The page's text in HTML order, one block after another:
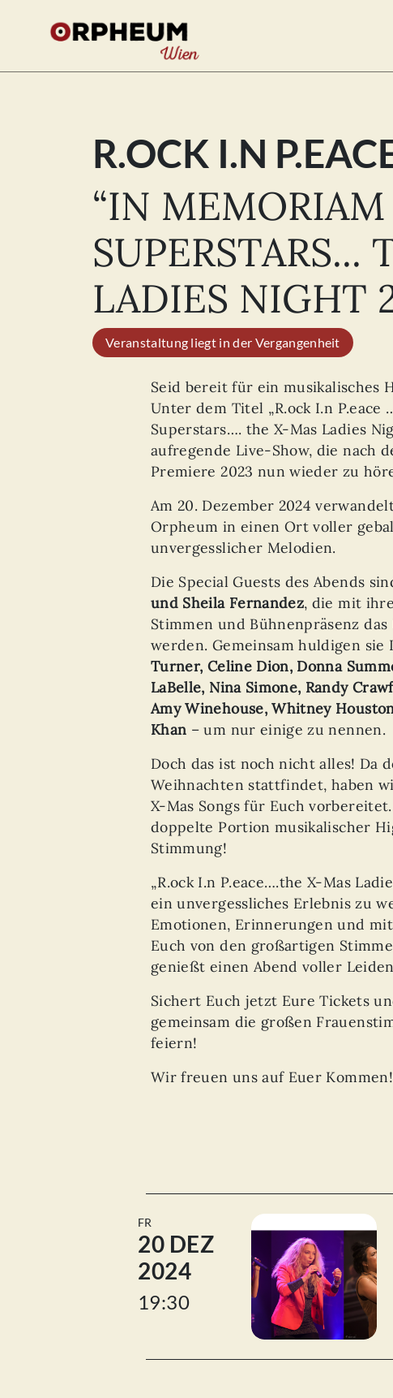
Search
R.OCK I.N
“IN
SUPERSTARS...
LADIES NIGHT
Veranstaltung liegt in der Vergangenheit
Seid bereit für ein musikalisches
Unter dem Titel „R.ock I.n
Superstars…. the X-Mas Ladies
aufregende Live-Show, die nach
Premiere 2023 nun wieder zu
Am 20. Dezember 2024
Orpheum in einen Ort voller
unvergesslicher Melodien.
Die Special Guests des Abends
und Sheila Fernandez, die mit
Stimmen und Bühnenpräsenz
werden. Gemeinsam huldigen sie
Turner, Celine Dion, Donna
LaBelle, Nina Simone, Randy
Amy Winehouse, Whitney
Khan – um nur einige zu nennen.
Doch das ist noch nicht alles! Da
Weihnachten stattfindet, haben
X-Mas Songs für Euch
doppelte Portion musikalischer
Stimmung!
„R.ock I.n P.eace….the X-Mas
ein unvergessliches Erlebnis zu
Emotionen, Erinnerungen und
Euch von den großartigen
genießt einen Abend voller
Sichert Euch jetzt Eure Tickets
gemeinsam die großen
feiern!
Wir freuen uns auf Euer Kommen!
FR
20 DEZ
2024
19:30